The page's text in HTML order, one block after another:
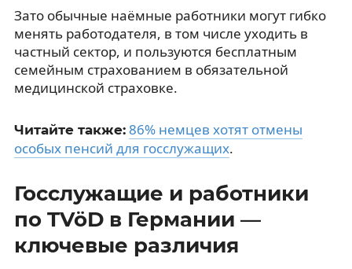
Зато обычные наёмные работники могут гибко
менять работодателя, в том числе уходить в
частный сектор, и пользуются бесплатным
семейным страхованием в обязательной
медицинской страховке.
Читайте также: 86% немцев хотят отмены
особых пенсий для госслужащих.
Госслужащие и работники
по TVöD в Германии —
ключевые различия